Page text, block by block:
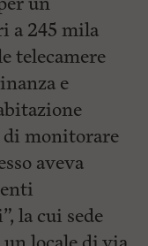
a 245 mila
telecamere
e
di monitorare
aveva
la cui sede